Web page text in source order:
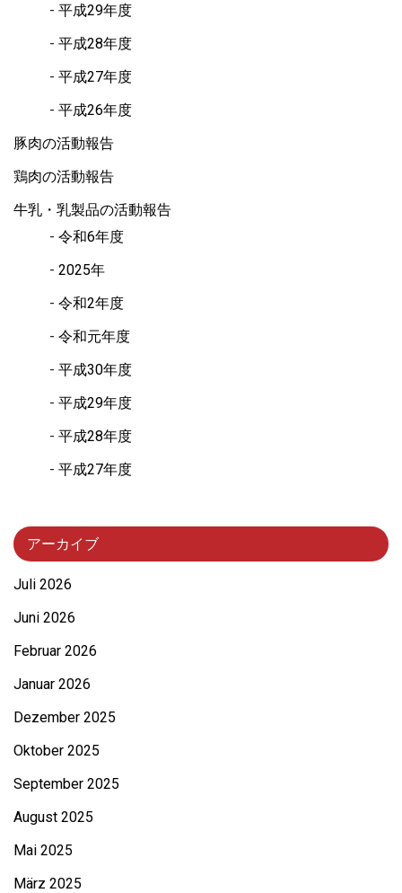
平成29年度
平成28年度
平成27年度
平成26年度
豚肉の活動報告
鶏肉の活動報告
牛乳・乳製品の活動報告
令和6年度
2025年
令和2年度
令和元年度
平成30年度
平成29年度
平成28年度
平成27年度
アーカイブ
Juli 2026
Juni 2026
Februar 2026
Januar 2026
Dezember 2025
Oktober 2025
September 2025
August 2025
Mai 2025
März 2025